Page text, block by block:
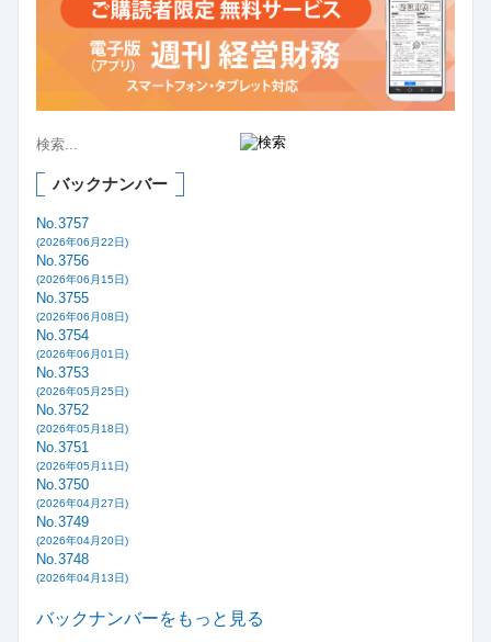
バックナンバー
No.3757
(2026年06月22日)
No.3756
(2026年06月15日)
No.3755
(2026年06月08日)
No.3754
(2026年06月01日)
No.3753
(2026年05月25日)
No.3752
(2026年05月18日)
No.3751
(2026年05月11日)
No.3750
(2026年04月27日)
No.3749
(2026年04月20日)
No.3748
(2026年04月13日)
バックナンバーをもっと見る